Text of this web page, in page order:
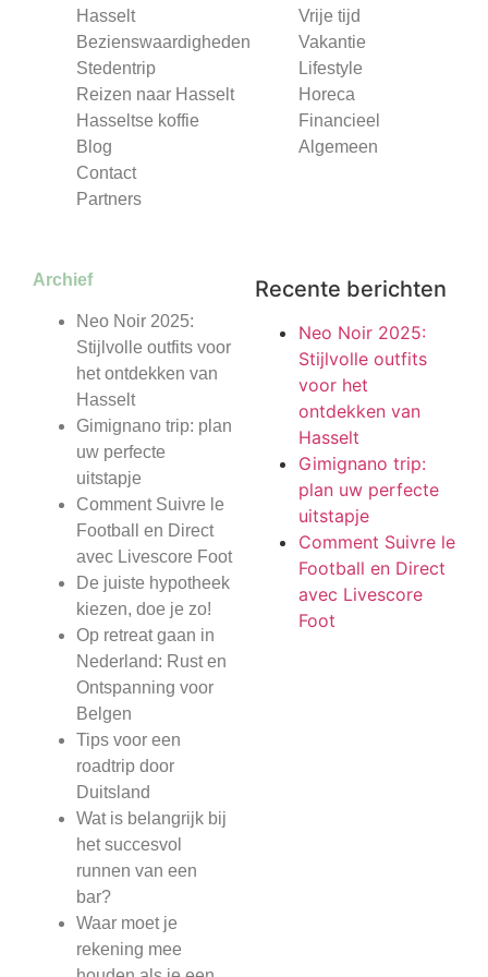
Hasselt
Bezienswaardigheden
Stedentrip
Reizen naar Hasselt
Hasseltse koffie
Blog
Contact
Partners
Vrije tijd
Vakantie
Lifestyle
Horeca
Financieel
Algemeen
Archief
Neo Noir 2025:
Stijlvolle outfits voor
het ontdekken van
Hasselt
Gimignano trip: plan
uw perfecte
uitstapje
Comment Suivre le
Football en Direct
avec Livescore Foot
De juiste hypotheek
kiezen, doe je zo!
Op retreat gaan in
Nederland: Rust en
Ontspanning voor
Belgen
Tips voor een
roadtrip door
Duitsland
Wat is belangrijk bij
het succesvol
runnen van een
bar?
Waar moet je
rekening mee
Recente berichten
Neo Noir 2025:
Stijlvolle outfits
voor het
ontdekken van
Hasselt
Gimignano trip:
plan uw perfecte
uitstapje
Comment Suivre le
Football en Direct
avec Livescore
Foot